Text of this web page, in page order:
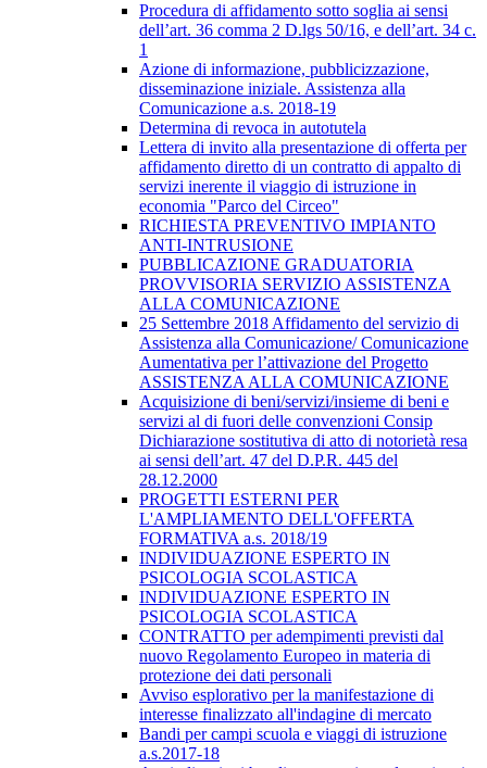
Procedura di affidamento sotto soglia ai sensi
dell’art. 36 comma 2 D.lgs 50/16, e dell’art. 34 c.
1
Azione di informazione, pubblicizzazione,
disseminazione iniziale. Assistenza alla
Comunicazione a.s. 2018-19
Determina di revoca in autotutela
Lettera di invito alla presentazione di offerta per
affidamento diretto di un contratto di appalto di
servizi inerente il viaggio di istruzione in
economia "Parco del Circeo"
RICHIESTA PREVENTIVO IMPIANTO
ANTI-INTRUSIONE
PUBBLICAZIONE GRADUATORIA
PROVVISORIA SERVIZIO ASSISTENZA
ALLA COMUNICAZIONE
25 Settembre 2018 Affidamento del servizio di
Assistenza alla Comunicazione/ Comunicazione
Aumentativa per l’attivazione del Progetto
ASSISTENZA ALLA COMUNICAZIONE
Acquisizione di beni/servizi/insieme di beni e
servizi al di fuori delle convenzioni Consip
Dichiarazione sostitutiva di atto di notorietà resa
ai sensi dell’art. 47 del D.P.R. 445 del
28.12.2000
PROGETTI ESTERNI PER
L'AMPLIAMENTO DELL'OFFERTA
FORMATIVA a.s. 2018/19
INDIVIDUAZIONE ESPERTO IN
PSICOLOGIA SCOLASTICA
INDIVIDUAZIONE ESPERTO IN
PSICOLOGIA SCOLASTICA
CONTRATTO per adempimenti previsti dal
nuovo Regolamento Europeo in materia di
protezione dei dati personali
Avviso esplorativo per la manifestazione di
interesse finalizzato all'indagine di mercato
Bandi per campi scuola e viaggi di istruzione
a.s.2017-18